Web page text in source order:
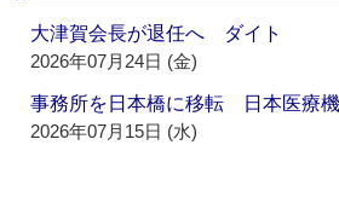
大津賀会長が退任へ ダイト
2026年07月24日 (金)
事務所を日本橋に移転 日本医療
2026年07月15日 (水)